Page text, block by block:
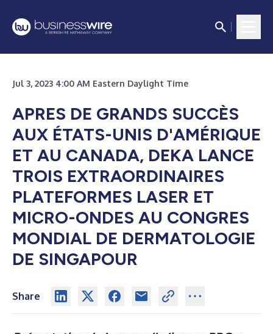
Jul 3, 2023 4:00 AM Eastern Daylight Time
APRES DE GRANDS SUCCÈS
AUX ÉTATS-UNIS D'AMÉRIQUE
ET AU CANADA, DEKA LANCE
TROIS EXTRAORDINAIRES
PLATEFORMES LASER ET
MICRO-ONDES AU CONGRES
MONDIAL DE DERMATOLOGIE
DE SINGAPOUR
Share